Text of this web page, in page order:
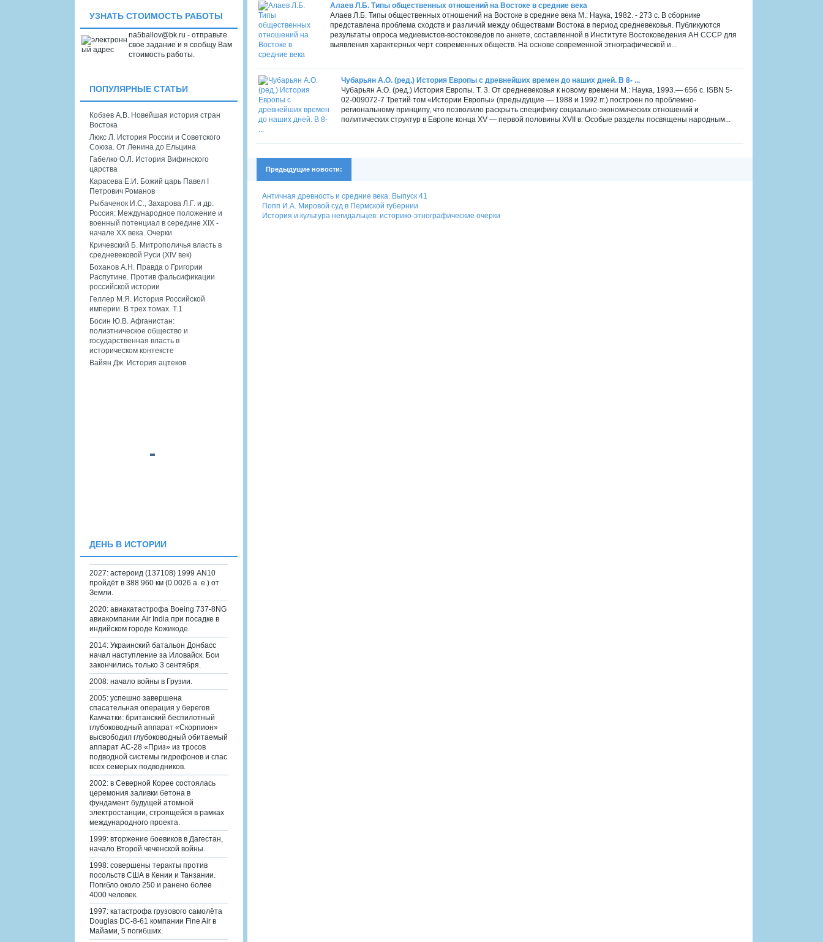
Алаев Л.Б. Типы общественных отношений на Востоке в средние века
Алаев Л.Б. Типы общественных отношений на Востоке в средние века М.: Наука, 1982. - 273 с. В сборнике
представлена проблема сходств и различий между обществами Востока в период средневековья. Публикуются
результаты опроса медиевистов-востоковедов по анкете, составленной в Институте Востоковедения АН СССР для
выявления характерных черт современных обществ. На основе современной этнографической и...
Чубарьян А.О. (ред.) История Европы с древнейших времен до наших дней. В 8- ...
Чубарьян А.О. (ред.) История Европы. Т. 3. От средневековья к новому времени М.: Наука, 1993.— 656 с. ISBN 5-
02-009072-7 Третий том «Истории Европы» (предыдущие — 1988 и 1992 гг.) построен по проблемно-
региональному принципу, что позволило раскрыть специфику социально-экономических отношений и
политических структур в Европе конца XV — первой половины XVII в. Особые разделы посвящены народным...
Предыдущие новости:
Античная древность и средние века. Выпуск 41
Попп И.А. Мировой суд в Пермской губернии
История и культура негидальцев: историко-этнографические очерки
УЗНАТЬ СТОИМОСТЬ РАБОТЫ
na5ballov@bk.ru - отправьте
свое задание и я сообщу Вам
стоимость работы.
ПОПУЛЯРНЫЕ СТАТЬИ
Кобзев А.В. Новейшая история стран
Востока
Люкс Л. История России и Советского
Союза. От Ленина до Ельцина
Габелко О.Л. История Вифинского
царства
Карасева Е.И. Божий царь Павел I
Петрович Романов
Рыбаченок И.С., Захарова Л.Г. и др.
Россия: Международное положение и
военный потенциал в середине XIX -
начале XX века. Очерки
Кричевский Б. Митрополичья власть в
средневековой Руси (XIV век)
Боханов А.Н. Правда о Григории
Распутине. Против фальсификации
российской истории
Геллер М.Я. История Российской
империи. В трех томах. Т.1
Босин Ю.В. Афганистан:
полиэтническое общество и
государственная власть в
историческом контексте
Вайян Дж. История ацтеков
ДЕНЬ В ИСТОРИИ
2027: астероид (137108) 1999 AN10
пройдёт в 388 960 км (0.0026 а. е.) от
Земли.
2020: авиакатастрофа Boeing 737-8NG
авиакомпании Air India при посадке в
индийском городе Кожикоде.
2014: Украинский батальон Донбасс
начал наступление за Иловайск. Бои
закончились только 3 сентября.
2008: начало войны в Грузии.
2005: успешно завершена
спасательная операция у берегов
Камчатки: британский беспилотный
глубоководный аппарат «Скорпион»
высвободил глубоководный обитаемый
аппарат АС-28 «Приз» из тросов
подводной системы гидрофонов и спас
всех семерых подводников.
2002: в Северной Корее состоялась
церемония заливки бетона в
фундамент будущей атомной
электростанции, строящейся в рамках
международного проекта.
1999: вторжение боевиков в Дагестан,
начало Второй чеченской войны.
1998: совершены теракты против
посольств США в Кении и Танзании.
Погибло около 250 и ранено более
4000 человек.
1997: катастрофа грузового самолёта
Douglas DC-8-61 компании Fine Air в
Майами, 5 погибших.